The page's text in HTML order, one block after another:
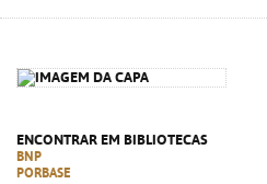
ENCONTRAR EM BIBLIOTECAS
BNP
PORBASE